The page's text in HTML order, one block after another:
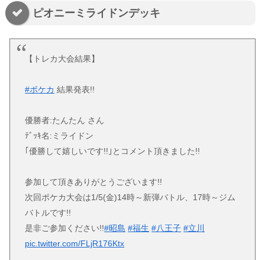
ピオニーミライドンデッキ
【トレカ大会結果】
#ポケカ 結果発表!!
優勝者:たんたん さん
ﾃﾞｯｷ名:ミライドン
｢優勝して嬉しいです!!｣とコメント頂きました!!
参加して頂きありがとうございます!!
次回ポケカ大会は1/5(金)14時～新弾バトル、17時～ジム
バトルです!!
是非ご参加ください!!#昭島 #福生 #八王子 #立川
pic.twitter.com/FLjR176Ktx